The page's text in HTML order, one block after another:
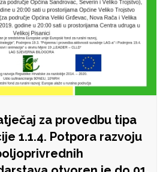
za provedbu tipa
1.1.4. Potpora razvoju